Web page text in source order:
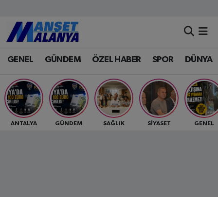
GENEL GÜNDEM ÖZEL HABER SPOR DÜNYA
ANTALYA GÜNDEM SAĞLIK SİYASET GENEL
Antalya Nöbetçi Eczaneler
Antalya Hava Durumu
Antalya Namaz Vakitleri
Antalya Trafik Yoğunluk Haritası